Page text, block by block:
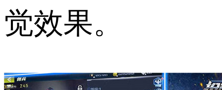
觉效果。